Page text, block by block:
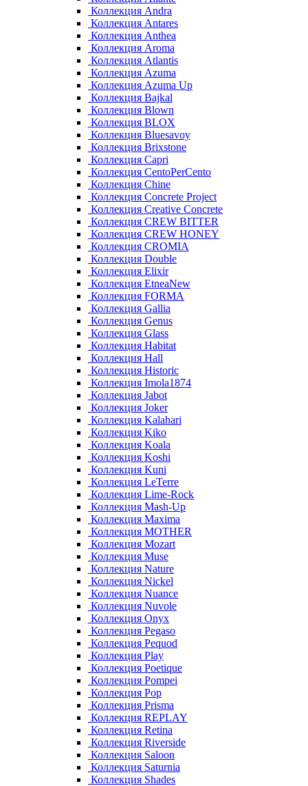
Коллекция Andra
Коллекция Antares
Коллекция Anthea
Коллекция Aroma
Коллекция Atlantis
Коллекция Azuma
Коллекция Azuma Up
Коллекция Bajkal
Коллекция Blown
Коллекция BLOX
Коллекция Bluesavoy
Коллекция Brixstone
Коллекция Capri
Коллекция CentoPerCento
Коллекция Chine
Коллекция Concrete Project
Коллекция Creative Concrete
Коллекция CREW BITTER
Коллекция CREW HONEY
Коллекция CROMIA
Коллекция Double
Коллекция Elixir
Коллекция EtneaNew
Коллекция FORMA
Коллекция Gallia
Коллекция Genus
Коллекция Glass
Коллекция Habitat
Коллекция Hall
Коллекция Historic
Коллекция Imola1874
Коллекция Jabot
Коллекция Joker
Коллекция Kalahari
Коллекция Kiko
Коллекция Koala
Коллекция Koshi
Коллекция Kuni
Коллекция LeTerre
Коллекция Lime-Rock
Коллекция Mash-Up
Коллекция Maxima
Коллекция MOTHER
Коллекция Mozart
Коллекция Muse
Коллекция Nature
Коллекция Nickel
Коллекция Nuance
Коллекция Nuvole
Коллекция Onyx
Коллекция Pegaso
Коллекция Pequod
Коллекция Play
Коллекция Poetique
Коллекция Pompei
Коллекция Pop
Коллекция Prisma
Коллекция REPLAY
Коллекция Retina
Коллекция Riverside
Коллекция Saloon
Коллекция Saturnia
Коллекция Shades